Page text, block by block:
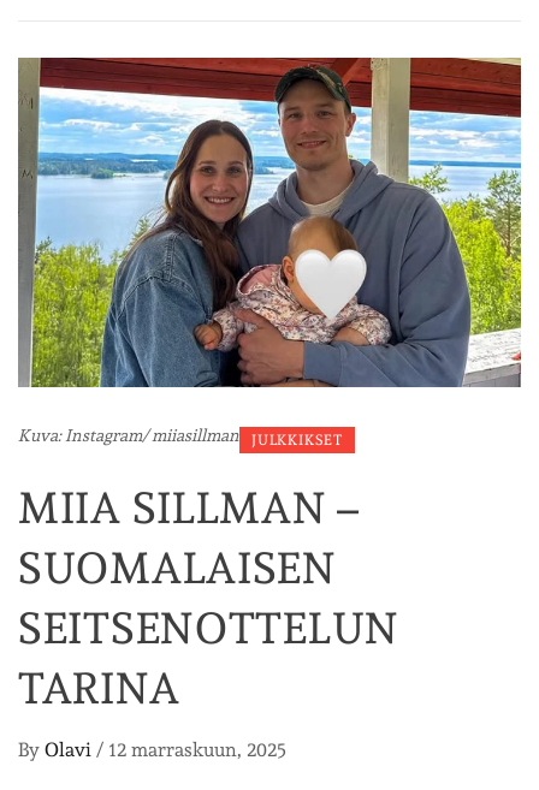
Kuva: Instagram/ miiasillman JULKKIKSET
MIIA SILLMAN –
SUOMALAISEN
SEITSENOTTELUN
TARINA
By Olavi / 12 marraskuun, 2025